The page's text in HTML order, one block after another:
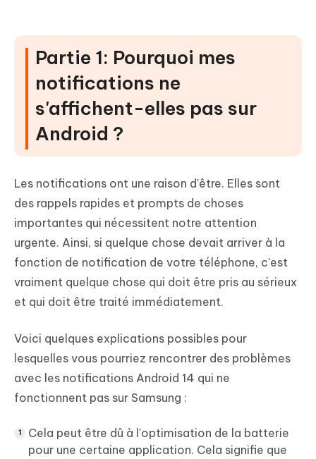
Samsung
Partie 1: Pourquoi mes
notifications ne
s'affichent-elles pas sur
Android ?
Les notifications ont une raison d'être. Elles sont
des rappels rapides et prompts de choses
importantes qui nécessitent notre attention
urgente. Ainsi, si quelque chose devait arriver à la
fonction de notification de votre téléphone, c'est
vraiment quelque chose qui doit être pris au sérieux
et qui doit être traité immédiatement.
Voici quelques explications possibles pour
lesquelles vous pourriez rencontrer des problèmes
avec les notifications Android 14 qui ne
fonctionnent pas sur Samsung :
Cela peut être dû à l'optimisation de la batterie
pour une certaine application. Cela signifie que